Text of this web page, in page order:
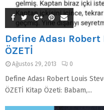
Define Adası
ÖZETİ
Ağustos 29, 2013 0
Define Adası Robert Louis
ÖZETİ Kitap Özeti: Babam,...